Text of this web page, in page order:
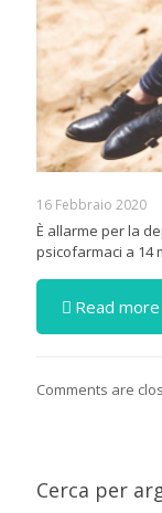
16 Febbraio 2020
È allarme per la
psicofarmaci a 14
Read more
Comments are
Cerca per